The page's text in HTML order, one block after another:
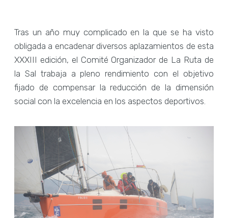
Tras un año muy complicado en la que se ha visto
obligada a encadenar diversos aplazamientos de esta
XXXIII edición, el Comité Organizador de La Ruta de
la Sal trabaja a pleno rendimiento con el objetivo
fijado de compensar la reducción de la dimensión
social con la excelencia en los aspectos deportivos.